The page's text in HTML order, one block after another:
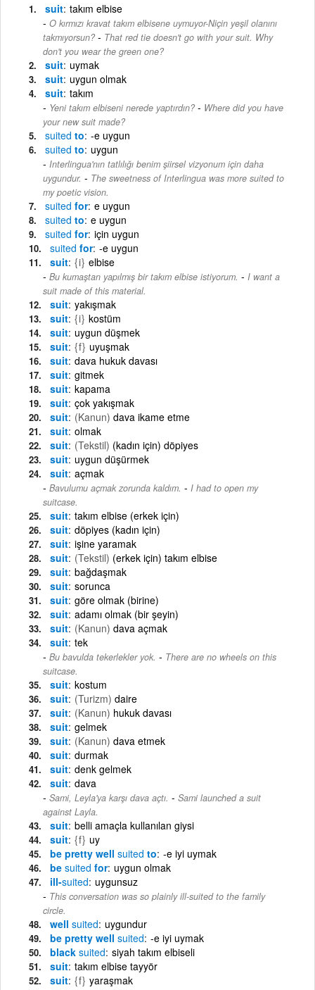
suit takım elbise
O kırmızı kravat takım elbisene uymuyor-Niçin yeşil olanını
takmıyorsun? - That red tie doesn't go with your suit. Why
don't you wear the green one?
suit uymak
suit uygun olmak
suit takım
Yeni takım elbiseni nerede yaptırdın? - Where did you have
your new suit made?
suited to -e uygun
suited to uygun
Interlingua'nın tatlılığı benim şiirsel vizyonum için daha
uygundur. - The sweetness of Interlingua was more suited to
my poetic vision.
suited for e uygun
suited to e uygun
suited for için uygun
suited for -e uygun
suit {i} elbise
Bu kumaştan yapılmış bir takım elbise istiyorum. - I want a
suit made of this material.
suit yakışmak
suit {i} kostüm
suit uygun düşmek
suit {f} uyuşmak
suit dava hukuk davası
suit gitmek
suit kapama
suit çok yakışmak
suit (Kanun) dava ikame etme
suit olmak
suit (Tekstil) (kadın için) döpiyes
suit uygun düşürmek
suit açmak
Bavulumu açmak zorunda kaldım. - I had to open my
suitcase.
suit takım elbise (erkek için)
suit döpiyes (kadın için)
suit işine yaramak
suit (Tekstil) (erkek için) takım elbise
suit bağdaşmak
suit sorunca
suit göre olmak (birine)
suit adamı olmak (bir şeyin)
suit (Kanun) dava açmak
suit tek
Bu bavulda tekerlekler yok. - There are no wheels on this
suitcase.
suit kostum
suit (Turizm) daire
suit (Kanun) hukuk davası
suit gelmek
suit (Kanun) dava etmek
suit durmak
suit denk gelmek
suit dava
Sami, Leyla'ya karşı dava açtı. - Sami launched a suit
against Layla.
suit belli amaçla kullanılan giysi
suit {f} uy
be pretty well suited to -e iyi uymak
be suited for uygun olmak
ill-suited uygunsuz
This conversation was so plainly ill-suited to the family
circle.
well suited uygundur
be pretty well suited -e iyi uymak
black suited siyah takım elbiseli
suit takım elbise tayyör
suit {f} yaraşmak